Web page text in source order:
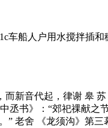
车船人户用水搅拌
新音代起，律谢 皋
丞书》：“郊祀祼献
老舍 《龙须沟》第